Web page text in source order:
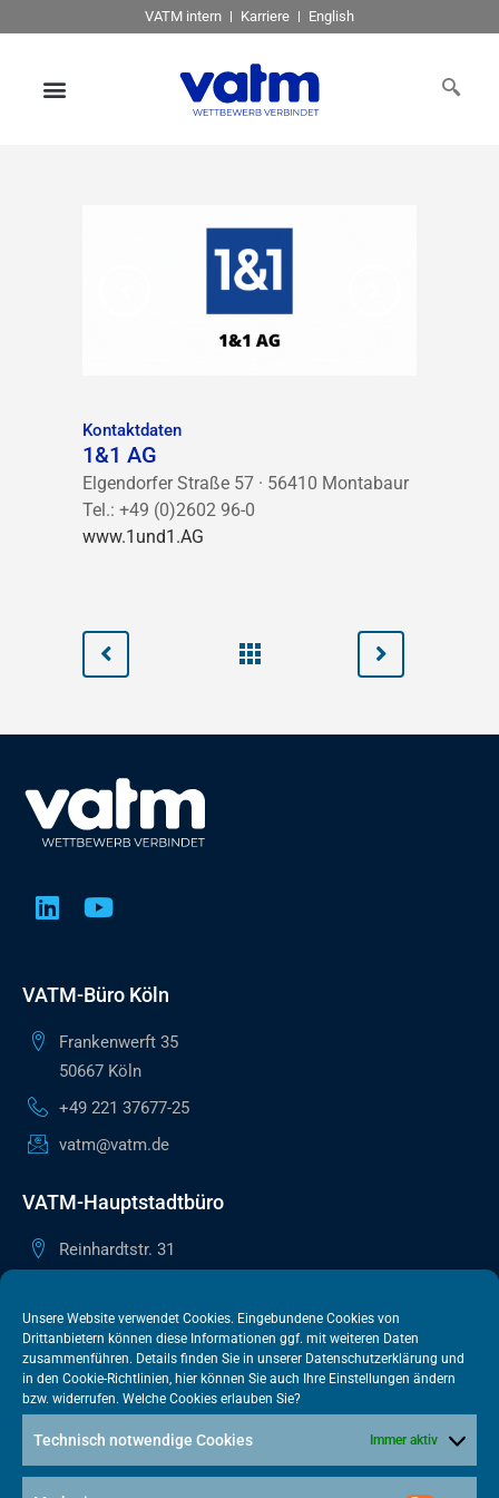
Unsere Website verwendet Cookies. Eingebundene Cookies von
Drittanbietern können diese Informationen ggf. mit weiteren Daten
zusammenführen. Details finden Sie in unserer Datenschutzerklärung und
in den Cookie-Richtlinien, hier können Sie auch Ihre Einstellungen ändern
bzw. widerrufen. Welche Cookies erlauben Sie?
Technisch notwendige Cookies Immer aktiv
VATM intern Karriere English
Kontaktdaten
1&1 AG
Elgendorfer Straße 57 · 56410 Montabaur
Tel.: +49 (0)2602 96-0
www.1und1.AG
VATM-Büro Köln
Frankenwerft 35
50667 Köln
+49 221 37677-25
vatm@vatm.de
VATM-Hauptstadtbüro
Reinhardtstr. 31
+49 30 505615-38
berlin@vatm.de
VATM-Büro Brüssel